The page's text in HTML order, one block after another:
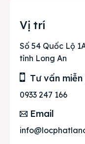
Vị trí
Số 54 Quốc Lộ
tỉnh Long An
Tư vấn miễn
0933 247 166
Email